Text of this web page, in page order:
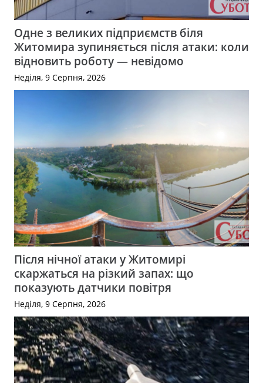
Одне з великих підприємств біля
Житомира зупиняється після атаки: коли
відновить роботу — невідомо
Неділя, 9 Серпня, 2026
Після нічної атаки у Житомирі
скаржаться на різкий запах: що
показують датчики повітря
Неділя, 9 Серпня, 2026